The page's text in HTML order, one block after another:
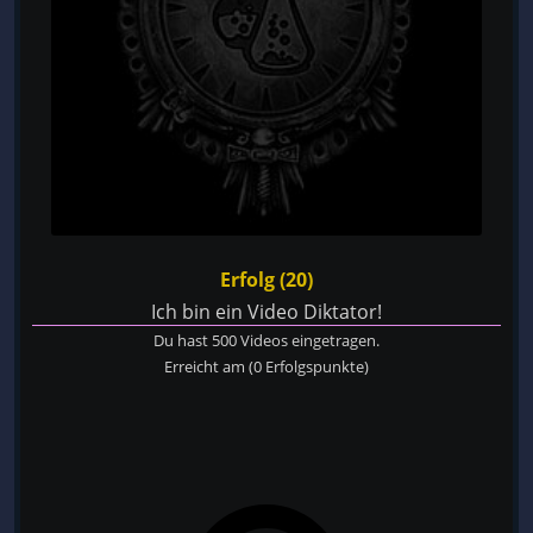
Erfolg (20)
Ich bin ein Video Diktator!
Du hast 500 Videos eingetragen.
Erreicht am (0 Erfolgspunkte)